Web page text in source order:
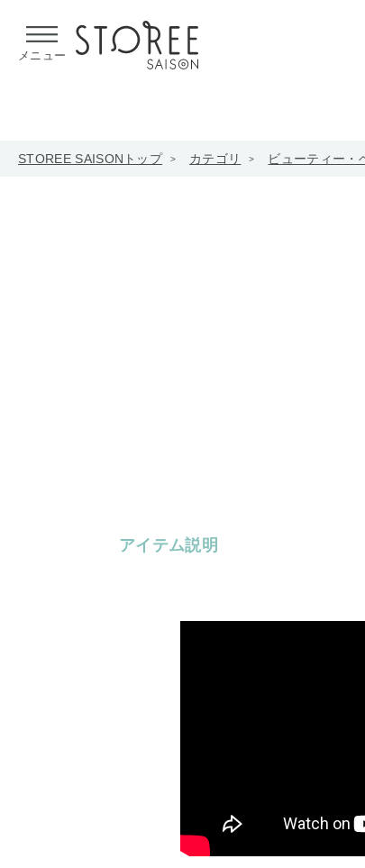
メニュー
STOREE SAISONトップ カテゴリ ビューティー・
アイテム説明